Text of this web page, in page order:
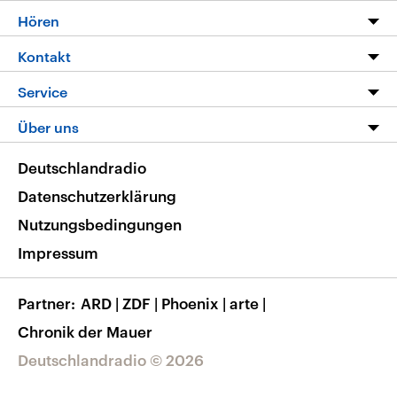
Programm
Die Nachrichten
Nachrichtenleicht
Neue Beiträge auf dlf.de
Hören
Livestream
Podcasts
Deutschlandfunk App
Nachrichten App
Frequenzen
Kontakt
Hörerservice
Service
FAQ
Veranstaltungen
Musikliste
RSS
Über uns
Barrierefreiheit
Deutschlandradio © 2026
Deutschlandradio
Datenschutzerklärung
Nutzungsbedingungen
Impressum
Partner ARD | ZDF | Phoenix | arte |
Chronik der Mauer